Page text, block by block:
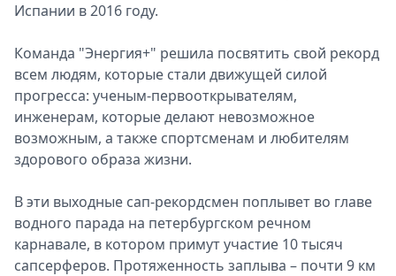
Испании в 2016 году.
Команда "Энергия+" решила посвятить свой рекорд
всем людям, которые стали движущей силой
прогресса: ученым-первооткрывателям,
инженерам, которые делают невозможное
возможным, а также спортсменам и любителям
здорового образа жизни.
В эти выходные сап-рекордсмен поплывет во главе
водного парада на петербургском речном
карнавале, в котором примут участие 10 тысяч
сапсерферов. Протяженность заплыва – почти 9 км